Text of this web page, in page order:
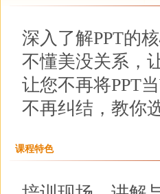
深入了解PPT的
不懂美没关系，
让您不再将PPT
不再纠结，教你
课程特色